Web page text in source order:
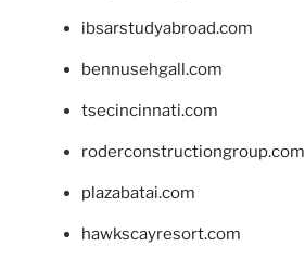
ibsarstudyabroad.com
bennusehgall.com
tsecincinnati.com
roderconstructiongroup.com
plazabatai.com
hawkscayresort.com